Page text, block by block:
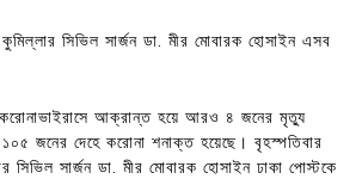
সিভিল সার্জন ডা. মীর মোবারক হোসাইন এসব
আক্রান্ত হয়ে আরও ৪ জনের মৃত্যু
জনের দেহে করোনা শনাক্ত হয়েছে। বৃহস্পতিবার
সার্জন ডা. মীর মোবারক হোসাইন ঢাকা পোস্টকে